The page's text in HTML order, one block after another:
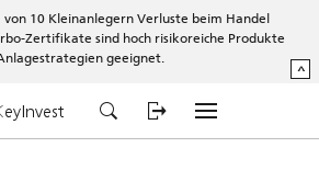
10 Kleinanlegern Verluste beim Handel
Zertifikate sind hoch risikoreiche Produkte
geeignet.
^